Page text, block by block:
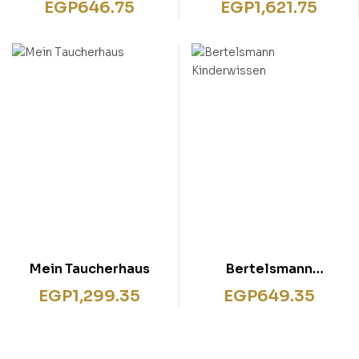
Streit und
EGP646.75 EGP1,621.75
Mein Taucherhaus
EGP1,299.35
Bertelsmann
Kinderwissen
EGP649.35